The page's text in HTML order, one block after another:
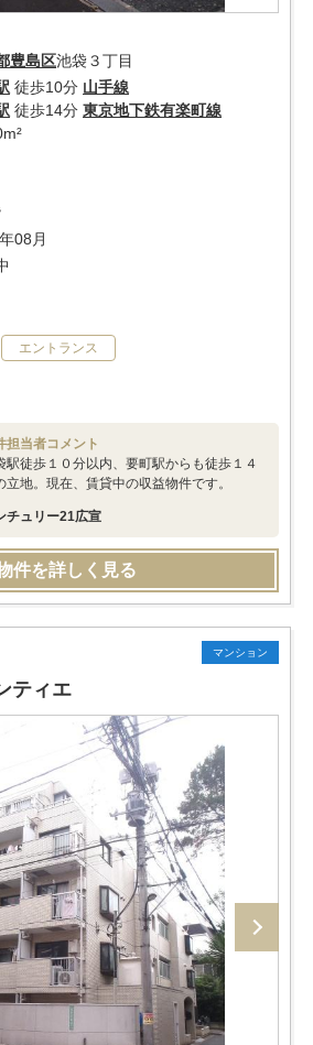
豊島区池袋３丁目
徒歩10分 山手線
徒歩14分 東京地下鉄有楽町線
08月
エントランス
担当者コメント
駅徒歩１０分以内、要町駅からも徒歩１４
立地。現在、賃貸中の収益物件です。
チュリー21広宣
件を詳しく見る
マンション
ティエ